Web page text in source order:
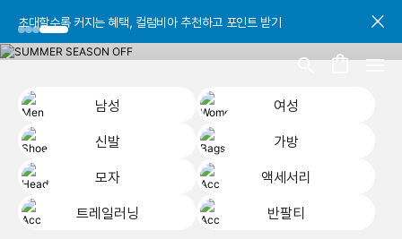
초대할수록 커지는 혜택, 컬럼비아 추천하고 포인트 받기
초대할수록 커지는 혜택, 컬럼비아 추천하고 포인트 받기
초대할수록 커지는 혜택, 컬럼비아 추천하고 포인트 받기
남성
여성
신발
가방
모자
액세서리
트레일러닝
반팔티
START YOUR